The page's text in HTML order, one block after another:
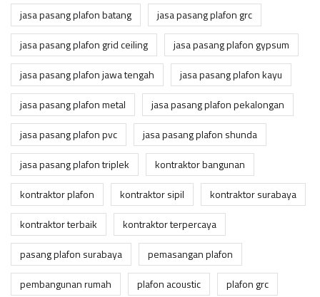
jasa pasang plafon batang
jasa pasang plafon grc
jasa pasang plafon grid ceiling
jasa pasang plafon gypsum
jasa pasang plafon jawa tengah
jasa pasang plafon kayu
jasa pasang plafon metal
jasa pasang plafon pekalongan
jasa pasang plafon pvc
jasa pasang plafon shunda
jasa pasang plafon triplek
kontraktor bangunan
kontraktor plafon
kontraktor sipil
kontraktor surabaya
kontraktor terbaik
kontraktor terpercaya
pasang plafon surabaya
pemasangan plafon
pembangunan rumah
plafon acoustic
plafon grc